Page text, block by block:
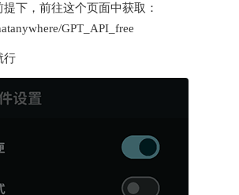
下，前往这个页面中获取：
GPT_API_free
行